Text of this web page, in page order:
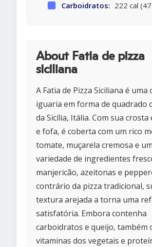
Carboidratos: 222 cal
About Fatia de pizza
siciliana
A Fatia de Pizza Siciliana é uma
iguaria em forma de quadrado
da Sicília, Itália. Com sua crosta
e fofa, é coberta com um rico
tomate, muçarela cremosa e
variedade de ingredientes
manjericão, azeitonas e
contrário da pizza tradicional,
textura arejada a torna uma
satisfatória. Embora contenha
carboidratos e queijo, também
vitaminas dos vegetais e